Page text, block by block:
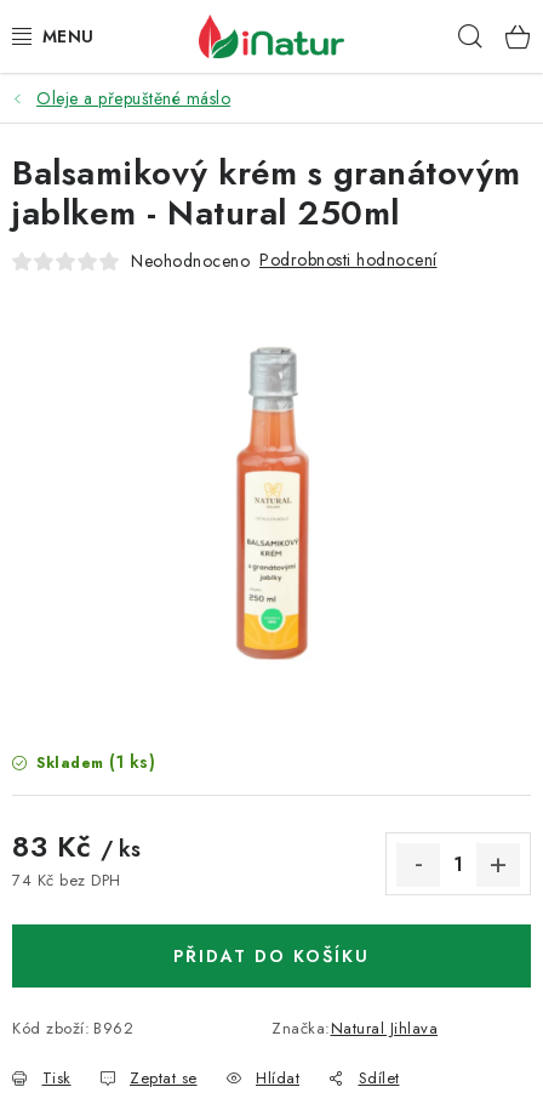
na
POTRAVINY
OŘECHY A SUŠENÉ PLODY
SNACKY
EKO DROGERIE A KOSMETIKA
Reklamace a vrácení zboží
Oleje a přepuštěné máslo
Skladem (1 ks)
83 Kč / ks
74 Kč bez DPH
PŘIDAT DO KOŠÍKU
Kód zboží: B962 Značka:Natural Jihlava
Tisk Zeptat se Hlídat Sdílet
Balsamikový krém s granátovým
jablkem - Natural 250ml
Neohodnoceno Podrobnosti hodnocení